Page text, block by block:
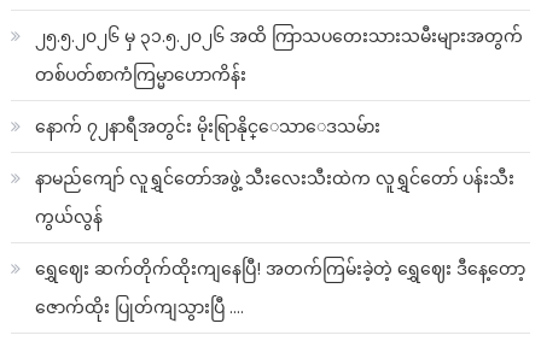
၂၅.၅.၂၀၂၆ မှ ၃၁.၅.၂၀၂၆ အထိ ကြာသပတေးသားသမီးများအတွက်
တစ်ပတ်စာကံကြမ္မာဟောကိန်း
နောက် ၇၂နာရီအတွင်း မိုးရြာနိုင္ေသာေဒသမ်ား
နာမည်ကျော် လူရွှင်တော်အဖွဲ့ သီးလေးသီးထဲက လူရွှင်တော် ပန်းသီး
ကွယ်လွန်
ရွှေဈေး ဆက်တိုက်ထိုးကျနေပြီ! အတက်ကြမ်းခဲ့တဲ့ ရွှေဈေး ဒီနေ့တော့
ဇောက်ထိုး ပြုတ်ကျသွားပြီ ….